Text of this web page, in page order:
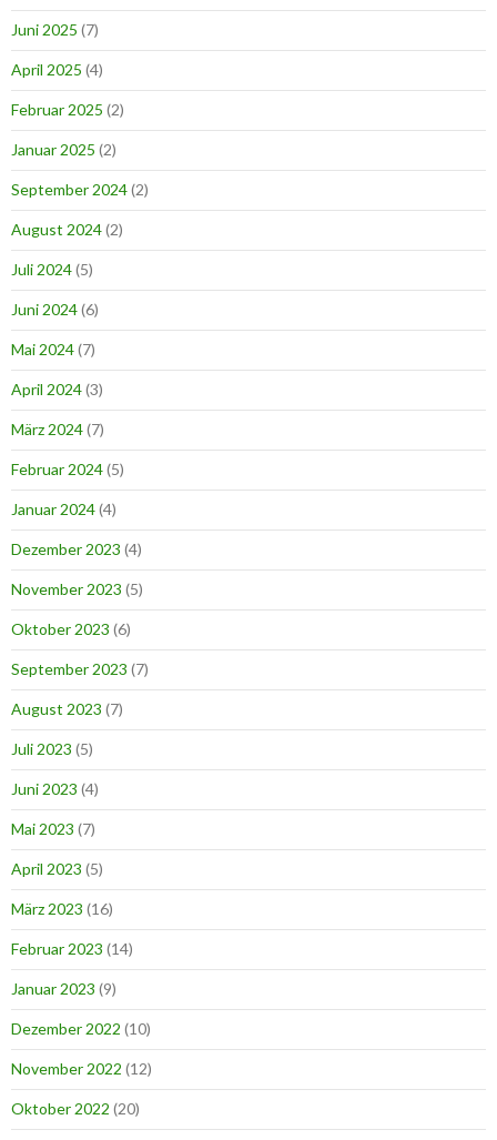
Juni 2025 (7)
April 2025 (4)
Februar 2025 (2)
Januar 2025 (2)
September 2024(2)
August 2024(2)
Juli 2024(5)
Juni 2024(6)
Mai 2024(7)
April 2024(3)
März 2024(7)
Februar 2024(5)
Januar 2024(4)
Dezember 2023 (4)
November 2023 (5)
Oktober 2023 (6)
September 2023 (7)
August 2023 (7)
Juli 2023 (5)
Juni 2023 (4)
Mai 2023 (7)
April 2023 (5)
März 2023 (16)
Februar 2023 (14)
Januar 2023 (9)
Dezember 2022 (10)
November 2022 (12)
Oktober 2022 (20)